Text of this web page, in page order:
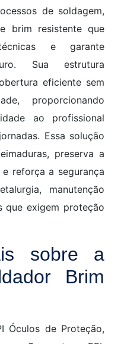
de soldagem,
brim resistente que
e garante
Sua estrutura
eficiente sem
proporcionando
ao profissional
Essa solução
preserva a
reforça a segurança
manutenção
que exigem proteção
sobre a
Brim
Óculos de Proteção,